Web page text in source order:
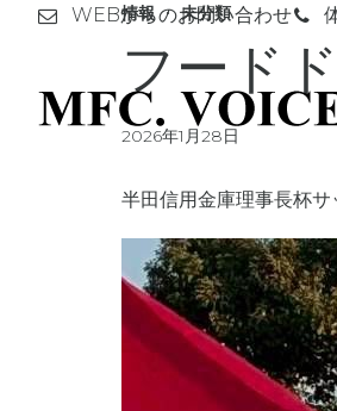
WEBからのお問い合わせ
情報 未分類
フード
2026年1月28日
半田信用金庫理事長杯サ